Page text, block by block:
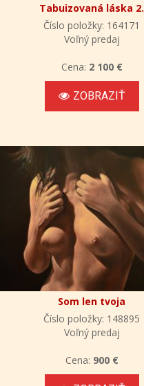
Tabuizovaná láska 2.
Číslo položky: 164171
Voľný predaj
Cena: 2 100 €
ZOBRAZIŤ
Som len tvoja
Číslo položky: 148895
Voľný predaj
Cena: 900 €